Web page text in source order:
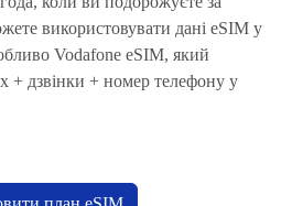
використовувати дані eSIM у
Vodafone eSIM, який
+ дзвінки + номер телефону у